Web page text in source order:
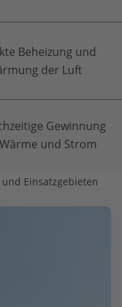
Einsatzgebieten
Beheizung und
der Luft
Gewinnung
und Strom